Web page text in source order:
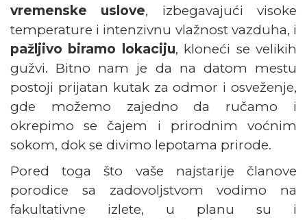
vremenske uslove, izbegavajući visoke
temperature i intenzivnu vlažnost vazduha, i
pažljivo biramo lokaciju, kloneći se velikih
gužvi. Bitno nam je da na datom mestu
postoji prijatan kutak za odmor i osveženje,
gde možemo zajedno da ručamo i
okrepimo se čajem i prirodnim voćnim
sokom, dok se divimo lepotama prirode.
Pored toga što vaše najstarije članove
porodice sa zadovoljstvom vodimo na
fakultativne izlete, u planu su i